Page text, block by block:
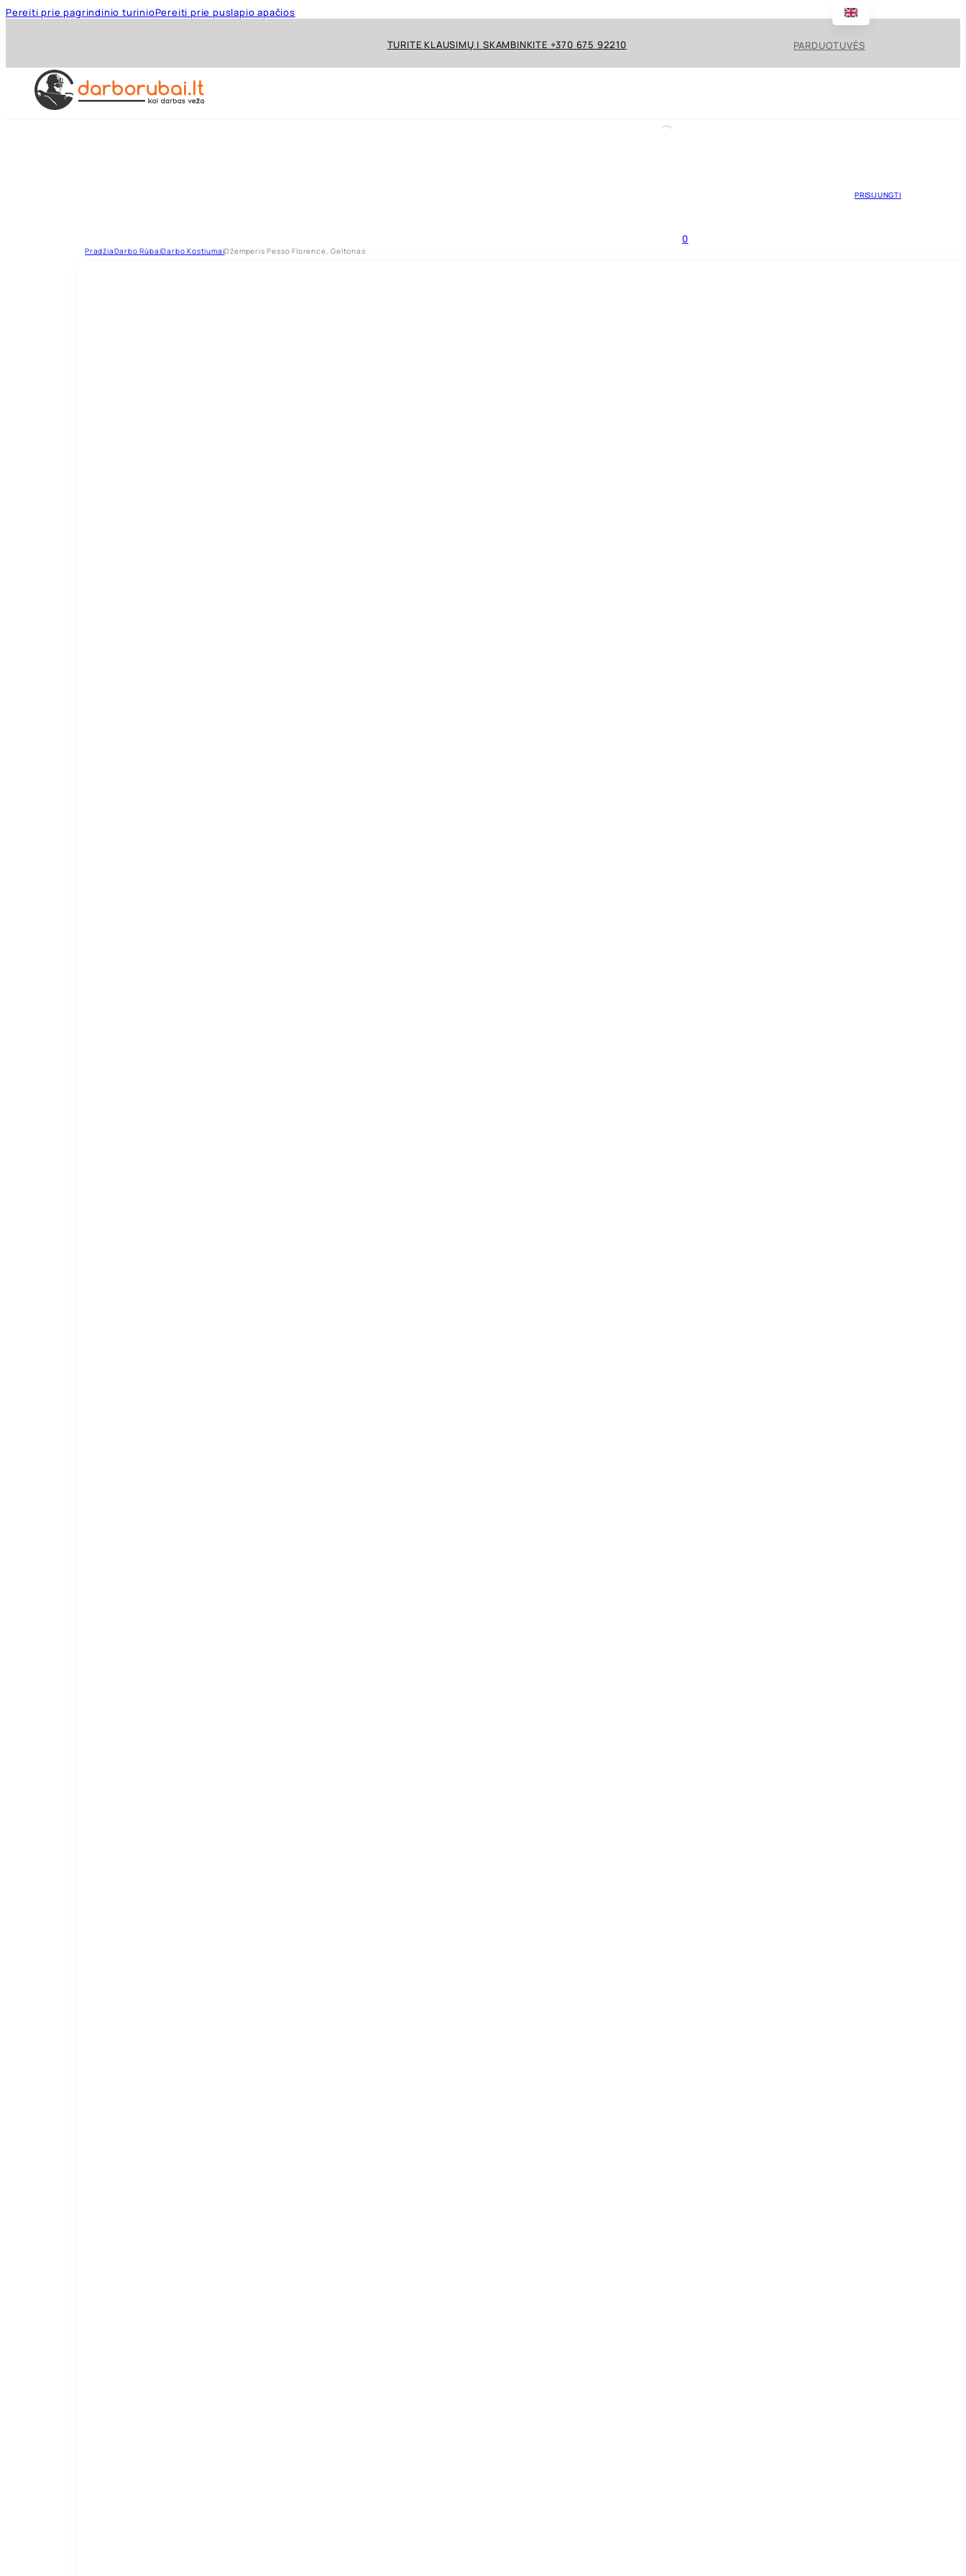
Pereiti prie pagrindinio turinioPereiti prie puslapio apačios
TURITE KLAUSIMŲ | SKAMBINKITE +370 675 92210 PARDUOTUVĖS
PRISIJUNGTI
0
PradžiaDarbo RūbaiDarbo KostiumaiDžemperis Pesso Florence, Geltonas